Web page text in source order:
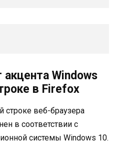
Windows
в Firefox
строке веб-браузера
в соответствии с
системы Windows 10.